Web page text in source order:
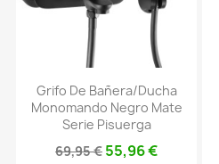
Grifo De Bañera/ducha
Monomando Negro Mate
Serie Pisuerga
69,95 € 55,96 €